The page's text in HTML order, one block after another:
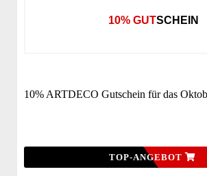
10% GUTSCHEIN
10% ARTDECO Gutschein für das
TOP-ANGEBOT